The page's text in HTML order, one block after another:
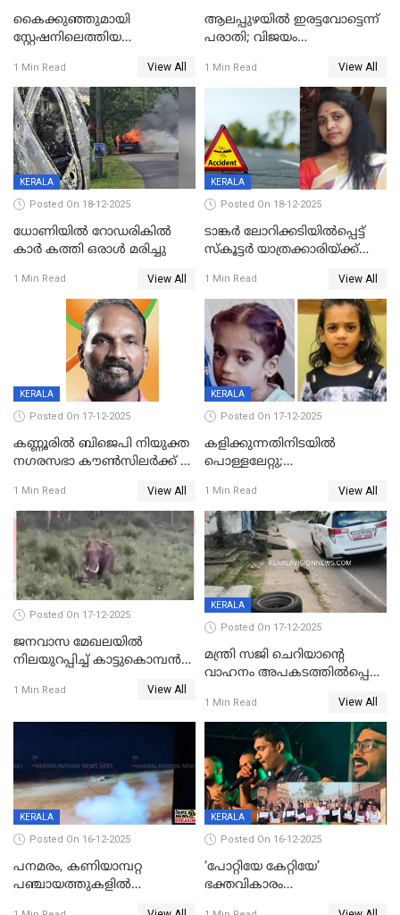
കൈക്കുഞ്ഞുമായി
സ്റ്റേഷനിലെത്തിയ
കരണത്തടിച്ചു; CC ടിവി
ദൃശ്യങ്ങൾ പുറത്ത്
1 Min Read View All
ആലപ്പുഴയിൽ ഇരട്ടവോട്ടെന്ന്
പരാതി; വിജയം
വാർഡിലെ എൽഡിഎഫ്
സ്ഥാനാർത്ഥി
1 Min Read View All
KERALA
Posted On 18-12-2025
ധോണിയിൽ റോഡരികിൽ
കാർ കത്തി ഒരാൾ മരിച്ചു
1 Min Read View All
KERALA
Posted On 18-12-2025
ടാങ്കർ ലോറിക്കടിയിൽപ്പെട്ട്
സ്കൂട്ടർ യാത്രക്കാരിയ്ക്ക്
കണ്ടോത്ത് ദേശീയ പാതയിൽ
1 Min Read View All
KERALA
Posted On 17-12-2025
കണ്ണൂരിൽ ബിജെപി നിയുക്ത
നഗരസഭാ കൗൺസിലർക്ക് 36
1 Min Read View All
KERALA
Posted On 17-12-2025
കളിക്കുന്നതിനിടയിൽ
പൊള്ളലേറ്റു;
ക്ലാസ് വിദ്യാർത്ഥിനി മരിച്ചു
1 Min Read View All
Posted On 17-12-2025
ജനവാസ മേഖലയില്‍
നിലയുറപ്പിച്ച് കാട്ടുകൊമ്പന്‍
1 Min Read View All
KERALA
Posted On 17-12-2025
മന്ത്രി സജി ചെറിയാന്റെ
വാഹനം അപകടത്തിൽപ്പെട്ടു;
രക്ഷപ്പെട്ടത് തലനാരിടയ്ക്ക്
1 Min Read View All
KERALA
Posted On 16-12-2025
പനമരം, കണിയാമ്പറ്റ
പഞ്ചായത്തുകളിൽ
KERALA
Posted On 16-12-2025
‘പോറ്റിയേ കേറ്റിയേ’
ഭക്തവികാരം